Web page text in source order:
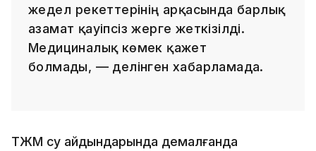
жедел әрекеттерінің арқасында барлық
азамат қауіпсіз жерге жеткізілді.
Медициналық көмек қажет
болмады, — делінген хабарламада.
ТЖМ су айдындарында демалғанда